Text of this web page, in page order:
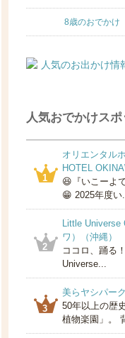
8歳のおでかけ
人気おでかけス
1
オリエンタル
HOTEL
😆『いこーよ
😁 2025年度い
2
Little Universe
ワ）（沖縄）
ココロ、踊る
Universe...
3
美らヤシパー
50年以上の歴
植物楽園」。